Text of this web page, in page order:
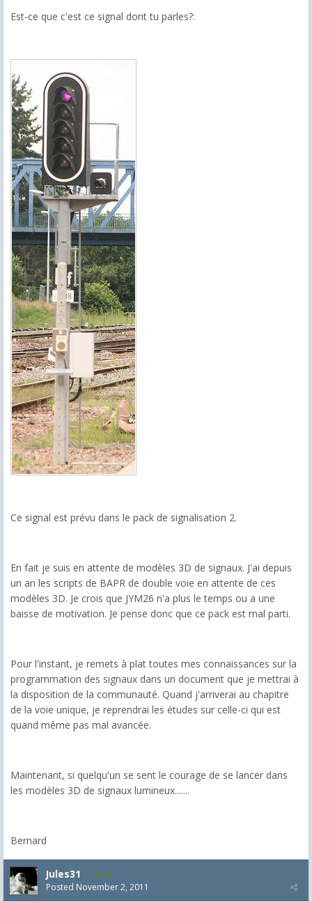
Est-ce que c'est ce signal dont tu parles?:
Ce signal est prévu dans le pack de signalisation 2.
En fait je suis en attente de modèles 3D de signaux. J'ai depuis
un an les scripts de BAPR de double voie en attente de ces
modèles 3D. Je crois que JYM26 n'a plus le temps ou a une
baisse de motivation. Je pense donc que ce pack est mal parti.
Pour l'instant, je remets à plat toutes mes connaissances sur la
programmation des signaux dans un document que je mettrai à
la disposition de la communauté. Quand j'arriverai au chapitre
de la voie unique, je reprendrai les études sur celle-ci qui est
quand même pas mal avancée.
Maintenant, si quelqu'un se sent le courage de se lancer dans
les modèles 3D de signaux lumineux.......
Bernard
Jules31 44
Posted November 2, 2011